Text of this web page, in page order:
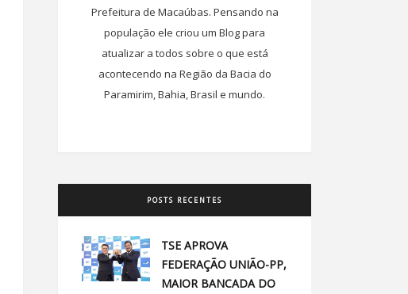
Prefeitura de Macaúbas. Pensando na
população ele criou um Blog para
atualizar a todos sobre o que está
acontecendo na Região da Bacia do
Paramirim, Bahia, Brasil e mundo.
POSTS RECENTES
TSE APROVA
FEDERAÇÃO UNIÃO-PP,
MAIOR BANCADA DO